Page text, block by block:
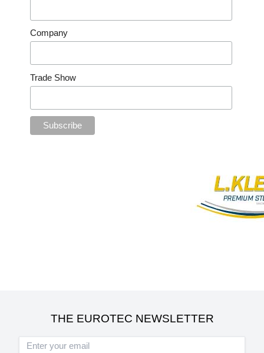
Company
Trade Show
THE EUROTEC NEWSLETTER